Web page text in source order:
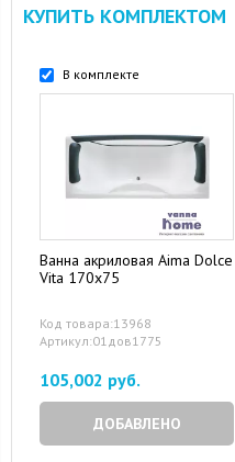
КУПИТЬ КОМПЛЕКТОМ
В комплекте
Ванна акриловая Aima Dolce
Vita 170x75
Код товара:13968
Артикул:01дов1775
105,002 руб.
ДОБАВЛЕНО